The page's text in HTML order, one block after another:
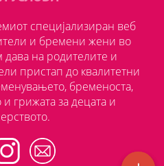
специјализиран веб
и бремени жени во
дава на родителите и
пристап до квалитетни
бременоста,
и грижата за децата и